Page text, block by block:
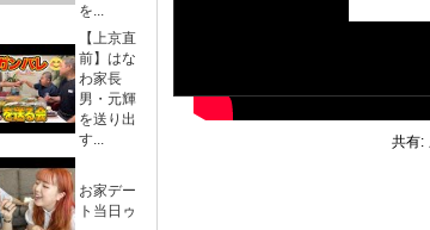
を...
【上京直
前】はな
わ家長
男・元輝
を送り出
す...
お家デー
ト当日ゥ
共有: